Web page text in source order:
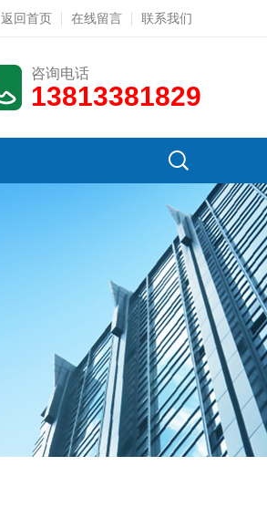
返回首页 在线留言 联系我们
咨询电话
13813381829